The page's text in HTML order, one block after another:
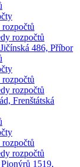
rozpočtů
486, Příbor
rozpočtů
Frenštátská
rozpočtů
1519,